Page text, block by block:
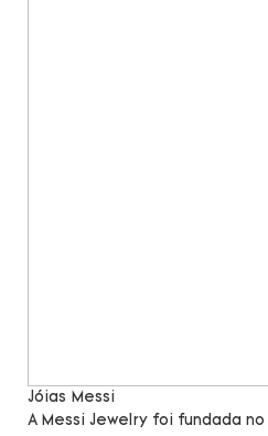
Jóias Messi
A Messi Jewelry foi fundada